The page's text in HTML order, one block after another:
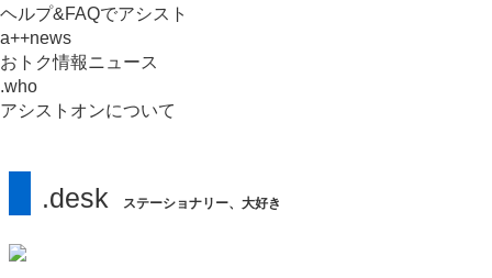
.desk ステーショナリー、大好き
ヘルプ&FAQでアシスト
a++news
おトク情報ニュース
.who
アシストオンについて